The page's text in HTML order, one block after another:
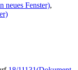
neues Fenster),